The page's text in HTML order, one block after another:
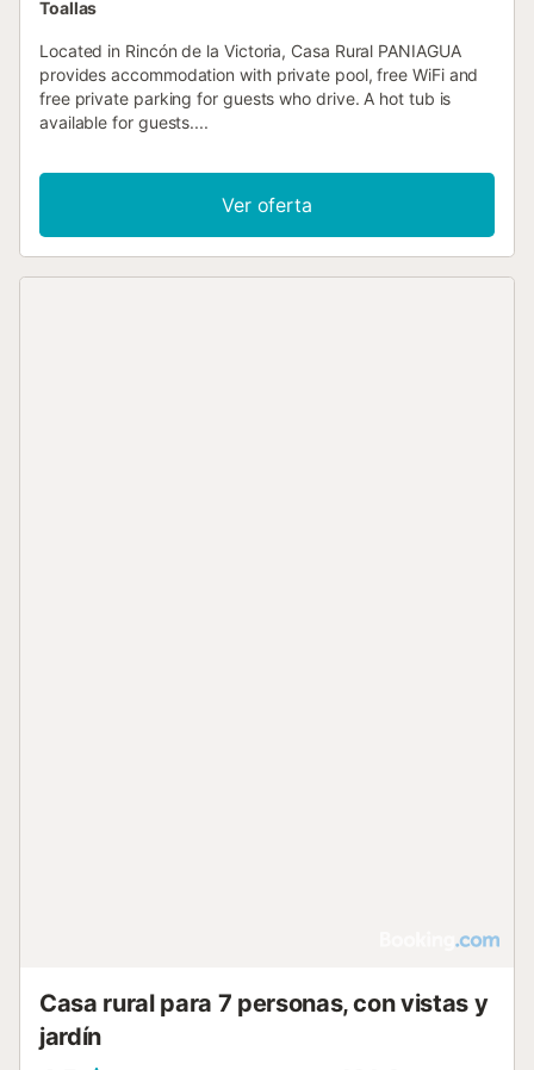
Toallas
Located in Rincón de la Victoria, Casa Rural PANIAGUA
provides accommodation with private pool, free WiFi and
free private parking for guests who drive. A hot tub is
available for guests....
Ver oferta
Casa rural para 7 personas, con vistas y
jardín